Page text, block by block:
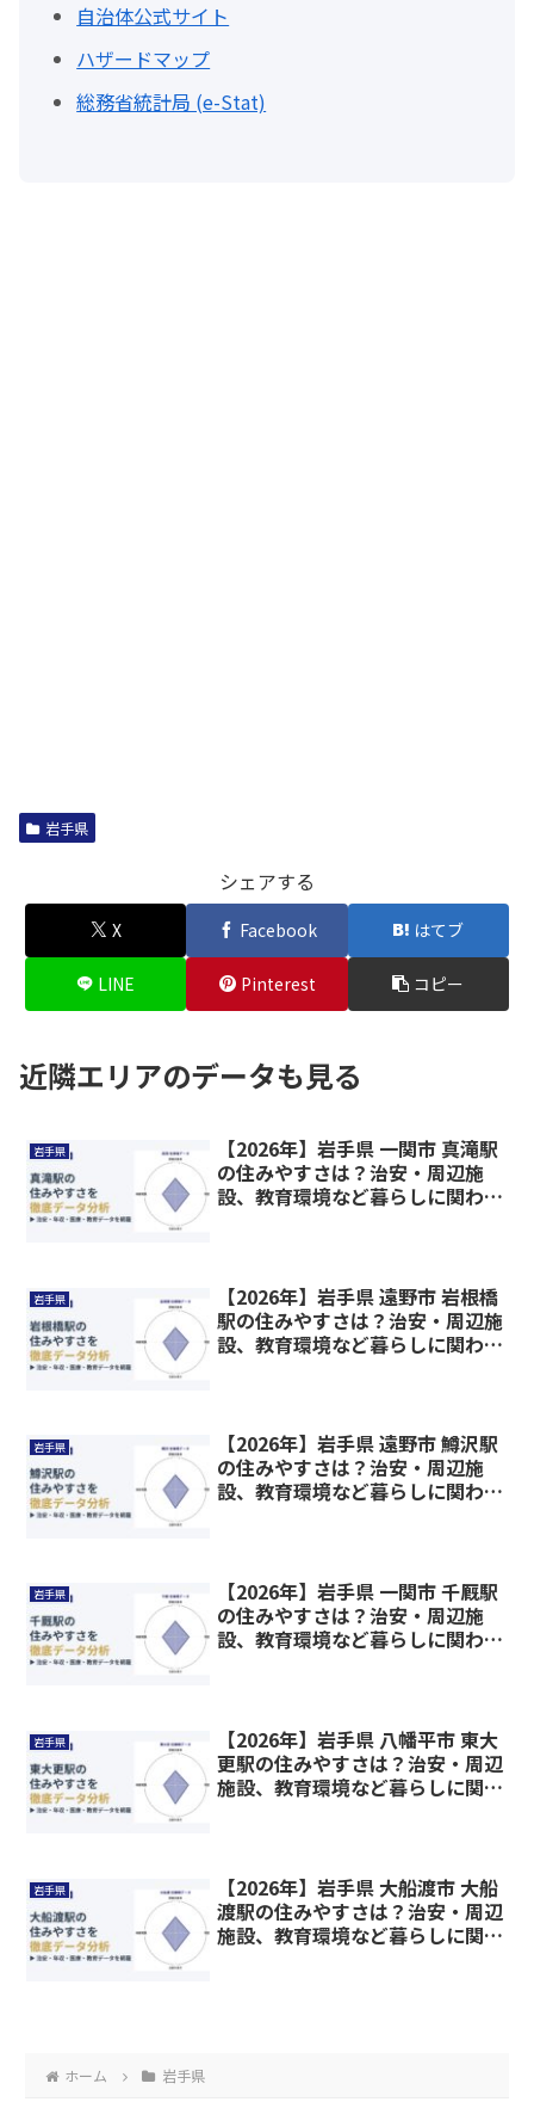
自治体公式サイト
ハザードマップ
総務省統計局 (e-Stat)
岩手県
シェアする
X Facebook はてブ
LINE Pinterest コピー
近隣エリアのデータも見る
岩手県
【2026年】岩手県 一関市 真滝駅
の住みやすさは？治安・周辺施
設、教育環境など暮らしに関わる
岩手県
【2026年】岩手県 遠野市 岩根橋
駅の住みやすさは？治安・周辺施
設、教育環境など暮らしに関わる
岩手県
【2026年】岩手県 遠野市 鱒沢駅
の住みやすさは？治安・周辺施
設、教育環境など暮らしに関わる
岩手県
【2026年】岩手県 一関市 千厩駅
の住みやすさは？治安・周辺施
設、教育環境など暮らしに関わる
岩手県
【2026年】岩手県 八幡平市 東大
更駅の住みやすさは？治安・周辺
施設、教育環境など暮らしに関わ
岩手県
【2026年】岩手県 大船渡市 大船
渡駅の住みやすさは？治安・周辺
施設、教育環境など暮らしに関わ
ホーム 岩手県